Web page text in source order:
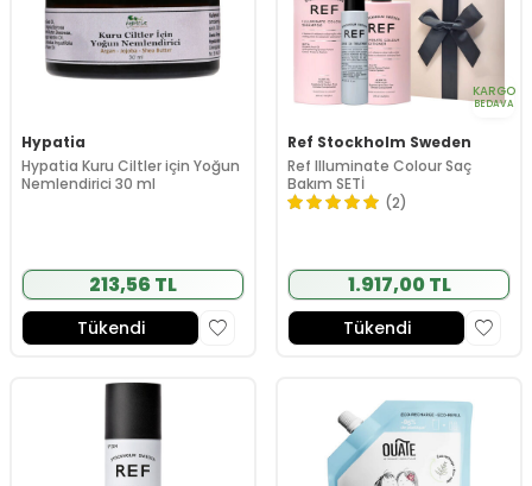
Hypatia
Hypatia Kuru Ciltler için Yoğun
Nemlendirici 30 ml
213,56 TL
Tükendi
KARGO
BEDAVA
Ref Stockholm Sweden
Ref Illuminate Colour Saç
Bakım SETİ
(2)
1.917,00 TL
Tükendi